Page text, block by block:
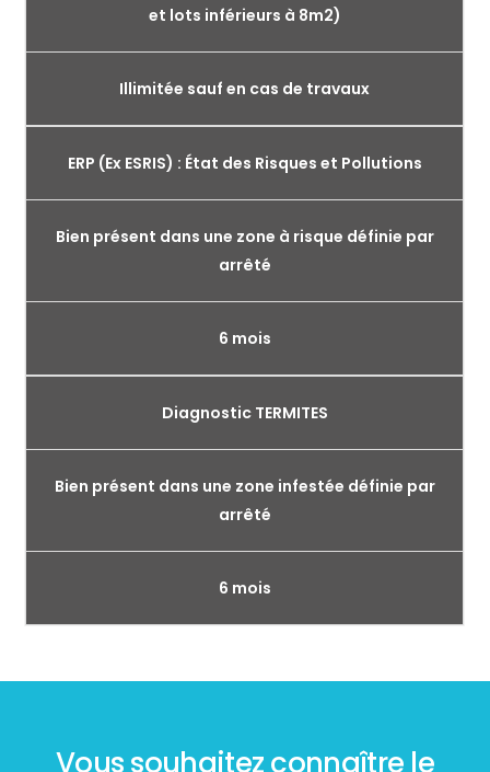
et lots inférieurs à 8m2)
Illimitée sauf en cas de travaux
ERP (Ex ESRIS) : État des Risques et Pollutions
Bien présent dans une zone à risque définie par
arrêté
6 mois
Diagnostic TERMITES
Bien présent dans une zone infestée définie par
arrêté
6 mois
Vous souhaitez connaître le